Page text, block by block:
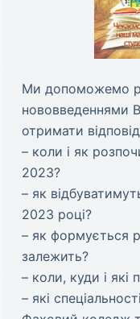
Ми допоможемо
нововведеннями
отримати
– коли і як
2023?
– як
2023 році?
– як формується
залежить?
– коли, куди і які
– які